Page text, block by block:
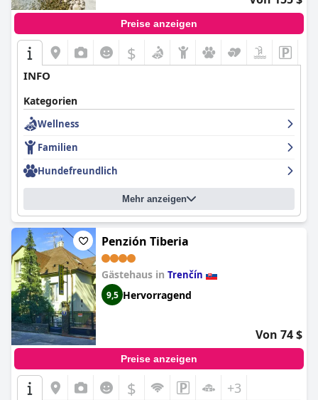
Preise anzeigen
$
INFO
Kategorien
Wellness
Familien
Hundefreundlich
Mehr anzeigen
Penzión Tiberia
Gästehaus in Trenčín
9,5 Hervorragend
Von 74 $
Preise anzeigen
$ +3